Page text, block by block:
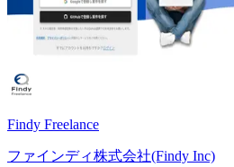
Findy Freelance
ファインディ株式会社(Findy Inc)